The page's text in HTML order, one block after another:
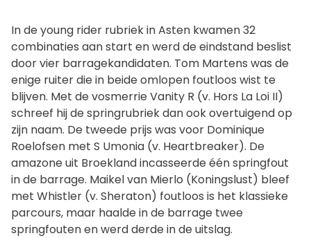
In de young rider rubriek in Asten kwamen 32
combinaties aan start en werd de eindstand beslist
door vier barragekandidaten. Tom Martens was de
enige ruiter die in beide omlopen foutloos wist te
blijven. Met de vosmerrie Vanity R (v. Hors La Loi II)
schreef hij de springrubriek dan ook overtuigend op
zijn naam. De tweede prijs was voor Dominique
Roelofsen met S Umonia (v. Heartbreaker). De
amazone uit Broekland incasseerde één springfout
in de barrage. Maikel van Mierlo (Koningslust) bleef
met Whistler (v. Sheraton) foutloos is het klassieke
parcours, maar haalde in de barrage twee
springfouten en werd derde in de uitslag.